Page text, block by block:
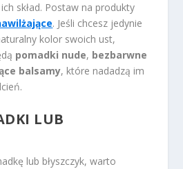
skład. Postaw na produkty
. Jeśli chcesz jedynie
kolor swoich ust,
pomadki nude, bezbarwne
balsamy, które nadadzą im
LUB
lub błyszczyk, warto